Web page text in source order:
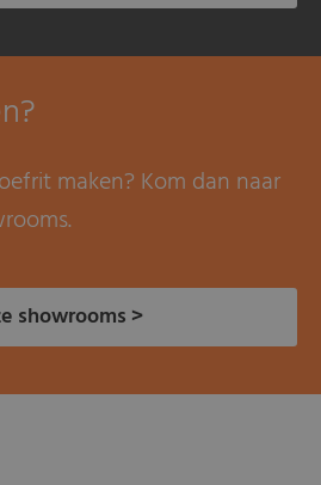
maken? Kom dan naar
showrooms >